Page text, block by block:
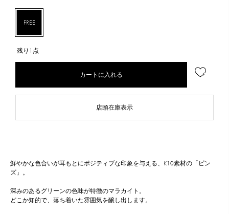
FREE
残り1点
カートに入れる
店頭在庫表示
鮮やかな色合いが耳もとにポジティブな印象を与える、K10素材の「ピン
ズ」。
深みのあるグリーンの色味が特徴のマラカイト。
どこか知的で、落ち着いた雰囲気を醸し出します。